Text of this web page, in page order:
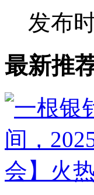
发布
最新推